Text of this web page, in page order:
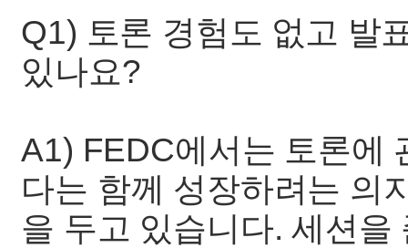
Q1) 토론 경험도 없고 발
있나요?
A1) FEDC에서는 토론에
다는 함께 성장하려는 의
을 두고 있습니다. 세션